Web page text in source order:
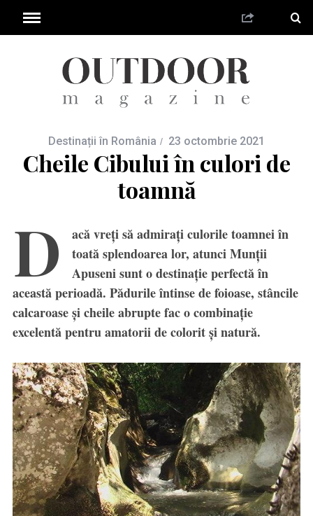
Destinații în România 23 octombrie 2021
Cheile Cibului în culori de
toamnă
D
acă vreți să admirați culorile toamnei în
toată splendoarea lor, atunci Munții
Apuseni sunt o destinație perfectă în
această perioadă. Pădurile întinse de foioase, stâncile
calcaroase și cheile abrupte fac o combinație
excelentă pentru amatorii de colorit și natură.